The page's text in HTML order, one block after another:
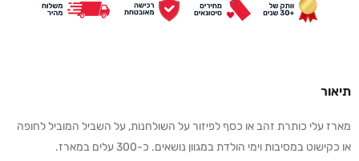
תיאור
מארז עלי כותרת זהב או כסף לפיזור על השולחנות, על השביל המוביל לחופה
או כקישוט במסיבות וימי הולדת במגוון נושאים. כ-300 עלים במארז.